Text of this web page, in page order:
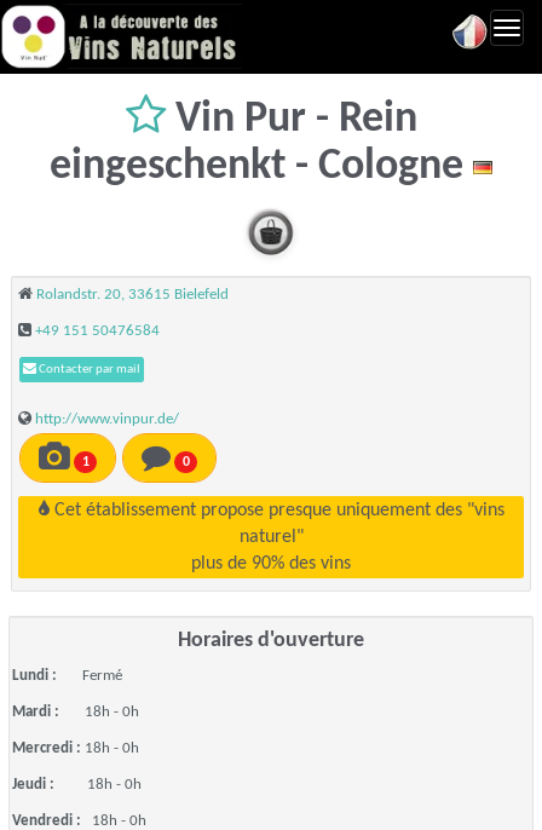
Vin Pur - Rein
eingeschenkt - Cologne
Rolandstr. 20, 33615 Bielefeld
+49 151 50476584
Contacter par mail
http://www.vinpur.de/
1 0
Cet établissement propose presque uniquement des "vins
naturel"
plus de 90% des vins
Horaires d'ouverture
Lundi : Fermé
Mardi : 18h - 0h
Mercredi : 18h - 0h
Jeudi : 18h - 0h
Vendredi : 18h - 0h